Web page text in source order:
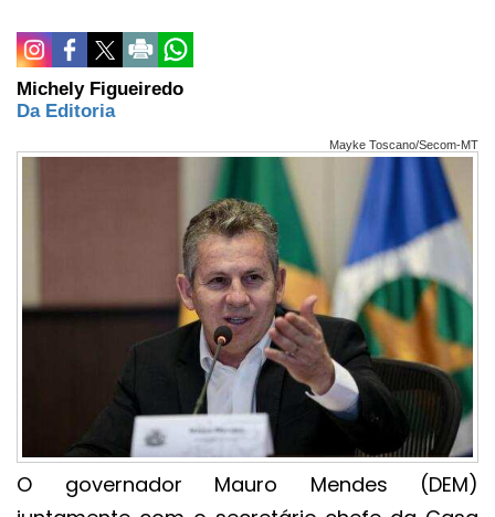
Michely Figueiredo
Da Editoria
Mayke Toscano/Secom-MT
O governador Mauro Mendes (DEM)